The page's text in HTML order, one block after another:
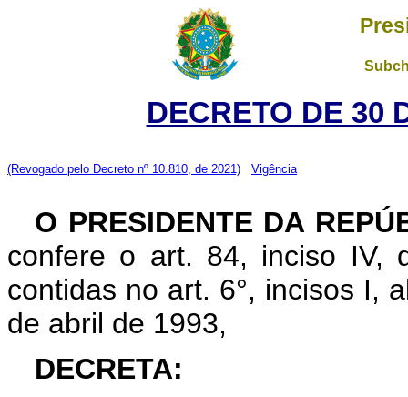
DECRETO DE 30
(Revogado pelo Decreto nº 10.810, de 2021) Vigência
O PRESIDENTE DA
confere o art. 84, inciso IV,
contidas no art. 6°, incisos I,
de abril de 1993,
DECRETA: